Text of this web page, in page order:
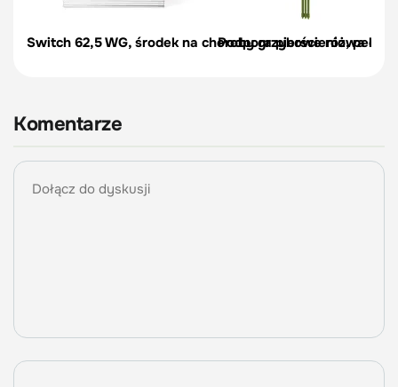
Switch 62,5 WG, środek na choroby grzybowe róż,
Podpora pierścieniowa do
Komentarze